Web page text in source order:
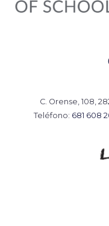
C. Orense, 108,
Teléfono: 681 608